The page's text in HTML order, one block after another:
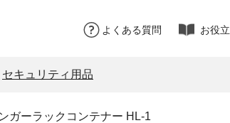
よくある質問 お役
セキュリティ用品
ガーラックコンテナー HL-1